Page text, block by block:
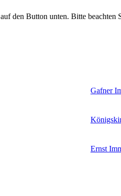
den Button unten. Bitte beachten
Gafner
Ernst